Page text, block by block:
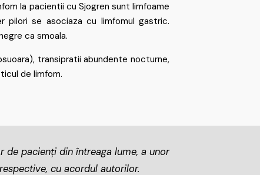
la pacientii cu Sjogren sunt limfoame
pilori se asociaza cu limfomul gastric.
ca smoala.
transipratii abundente nocturne,
de limfom.
pacienți din întreaga lume, a unor
cu acordul autorilor.